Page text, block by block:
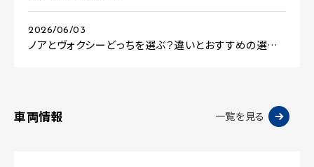
2026/06/03
ノアとヴォクシーどっちを選ぶ？違いとおすすめの選び方を解説
車両情報 一覧を見る